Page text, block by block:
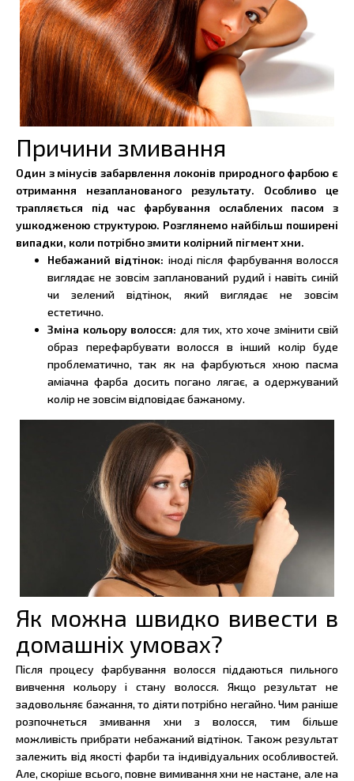
Причини змивання
Один з мінусів забарвлення локонів природного фарбою є
отримання незапланованого результату. Особливо це
трапляється під час фарбування ослаблених пасом з
ушкодженою структурою. Розглянемо найбільш поширені
випадки, коли потрібно змити колірний пігмент хни.
Небажаний відтінок: іноді після фарбування волосся
виглядає не зовсім запланований рудий і навіть синій
чи зелений відтінок, який виглядає не зовсім
естетично.
Зміна кольору волосся: для тих, хто хоче змінити свій
образ перефарбувати волосся в інший колір буде
проблематично, так як на фарбуються хною пасма
аміачна фарба досить погано лягає, а одержуваний
колір не зовсім відповідає бажаному.
Як можна швидко вивести в
домашніх умовах?
Після процесу фарбування волосся піддаються пильного
вивчення кольору і стану волосся. Якщо результат не
задовольняє бажання, то діяти потрібно негайно. Чим раніше
розпочнеться змивання хни з волосся, тим більше
можливість прибрати небажаний відтінок. Також результат
залежить від якості фарби та індивідуальних особливостей.
Але, скоріше всього, повне вимивання хни не настане, але на